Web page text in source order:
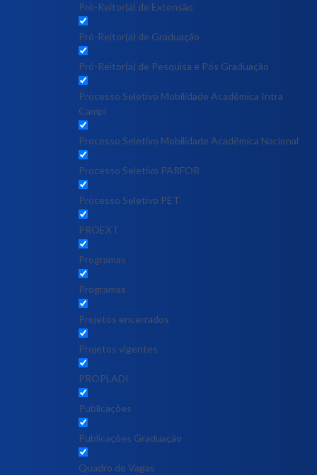
Pró-Reitor(a) de Extensão
Pró-Reitor(a) de Graduação
Pró-Reitor(a) de Pesquisa e Pós Graduação
Processo Seletivo Mobilidade Acadêmica Intra
Campi
Processo Seletivo Mobilidade Acadêmica Nacional
Processo Seletivo PARFOR
Processo Seletivo PET
PROEXT
Programas
Programas
Projetos encerrados
Projetos vigentes
PROPLADI
Publicações
Publicações Graduação
Quadro de Vagas